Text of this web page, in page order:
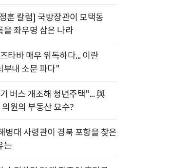
훈 칼럼] 국방장관이 모택동
을 좌우명 삼은 나라
타바 매우 위독하다... 이란
부내 소문 파다"
버스 개조해 청년주택"... 與
의원의 부동산 묘수?
병대 사령관이 경북 포항을 찾은
는